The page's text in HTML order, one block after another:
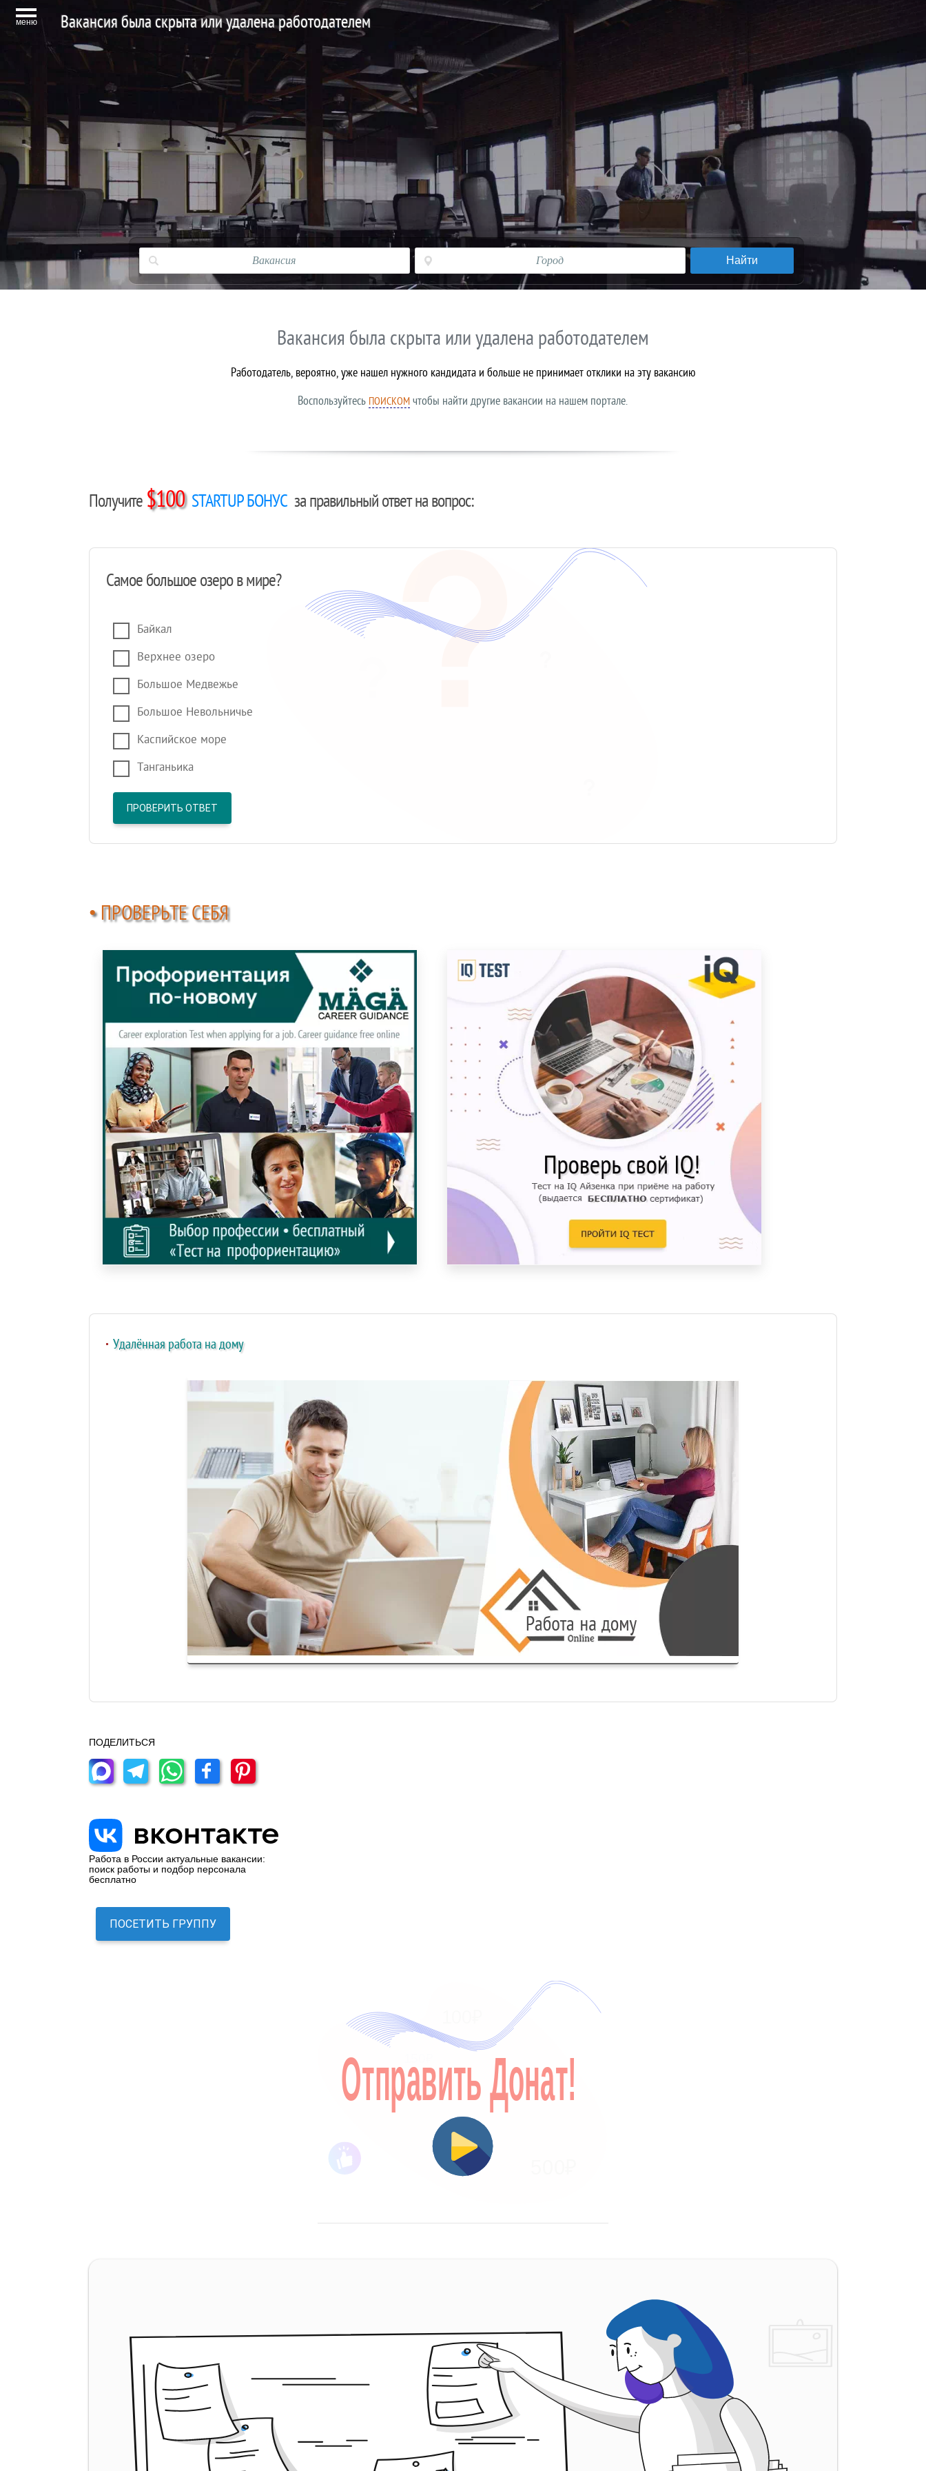
меню Вакансия была скрыта или удалена работодателем
Вакансия была скрыта или удалена работодателем
Работодатель, вероятно, уже нашел нужного кандидата и больше не принимает отклики на эту вакансию
Воспользуйтесь ПОИСКОМ чтобы найти другие вакансии на нашем портале.
Получите $100 STARTUP БОНУС за правильный ответ на вопрос:
Самое большое озеро в мире?
Байкал
Верхнее озеро
Большое Медвежье
Большое Невольничье
Каспийское море
Танганьика
ПРОВЕРИТЬ ОТВЕТ
• ПРОВЕРЬТЕ СЕБЯ
Удалённая работа на дому
ПОДЕЛИТЬСЯ
Работа в России актуальные вакансии:
поиск работы и подбор персонала
бесплатно
ПОСЕТИТЬ ГРУППУ